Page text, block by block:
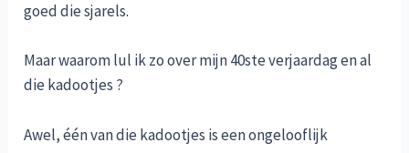
goed die sjarels.
Maar waarom lul ik zo over mijn 40ste verjaardag en al
die kadootjes ?
Awel, één van die kadootjes is een ongelooflijk